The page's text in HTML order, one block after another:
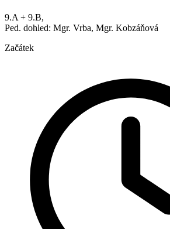
9.A + 9.B,
Ped. dohled: Mgr. Vrba, Mgr. Kobzáňová
Začátek